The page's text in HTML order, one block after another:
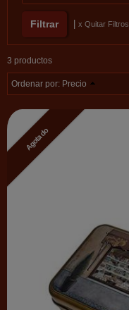
x Quitar Filtros
3 productos
Ordenar por: Precio
Agotado